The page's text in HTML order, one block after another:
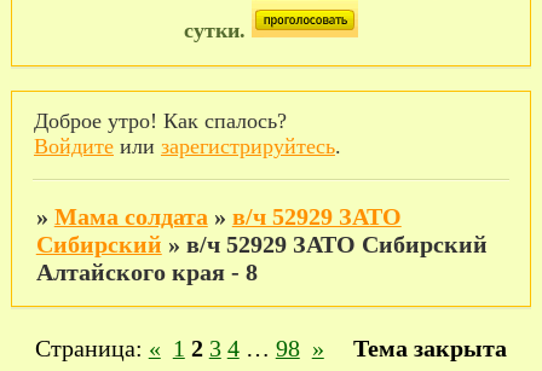
сутки.
Доброе утро! Как спалось?
Войдитеили зарегистрируйтесь.
» Мама солдата » в/ч 52929 ЗАТО
Сибирский » в/ч 52929 ЗАТО Сибирский
Алтайского края - 8
Страница: « 1 2 3 4 … 98 » Тема закрыта